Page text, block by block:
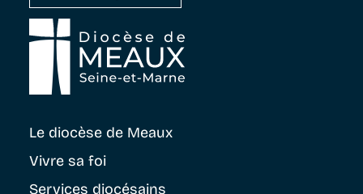
Le diocèse de Meaux
Vivre sa foi
Services diocésains